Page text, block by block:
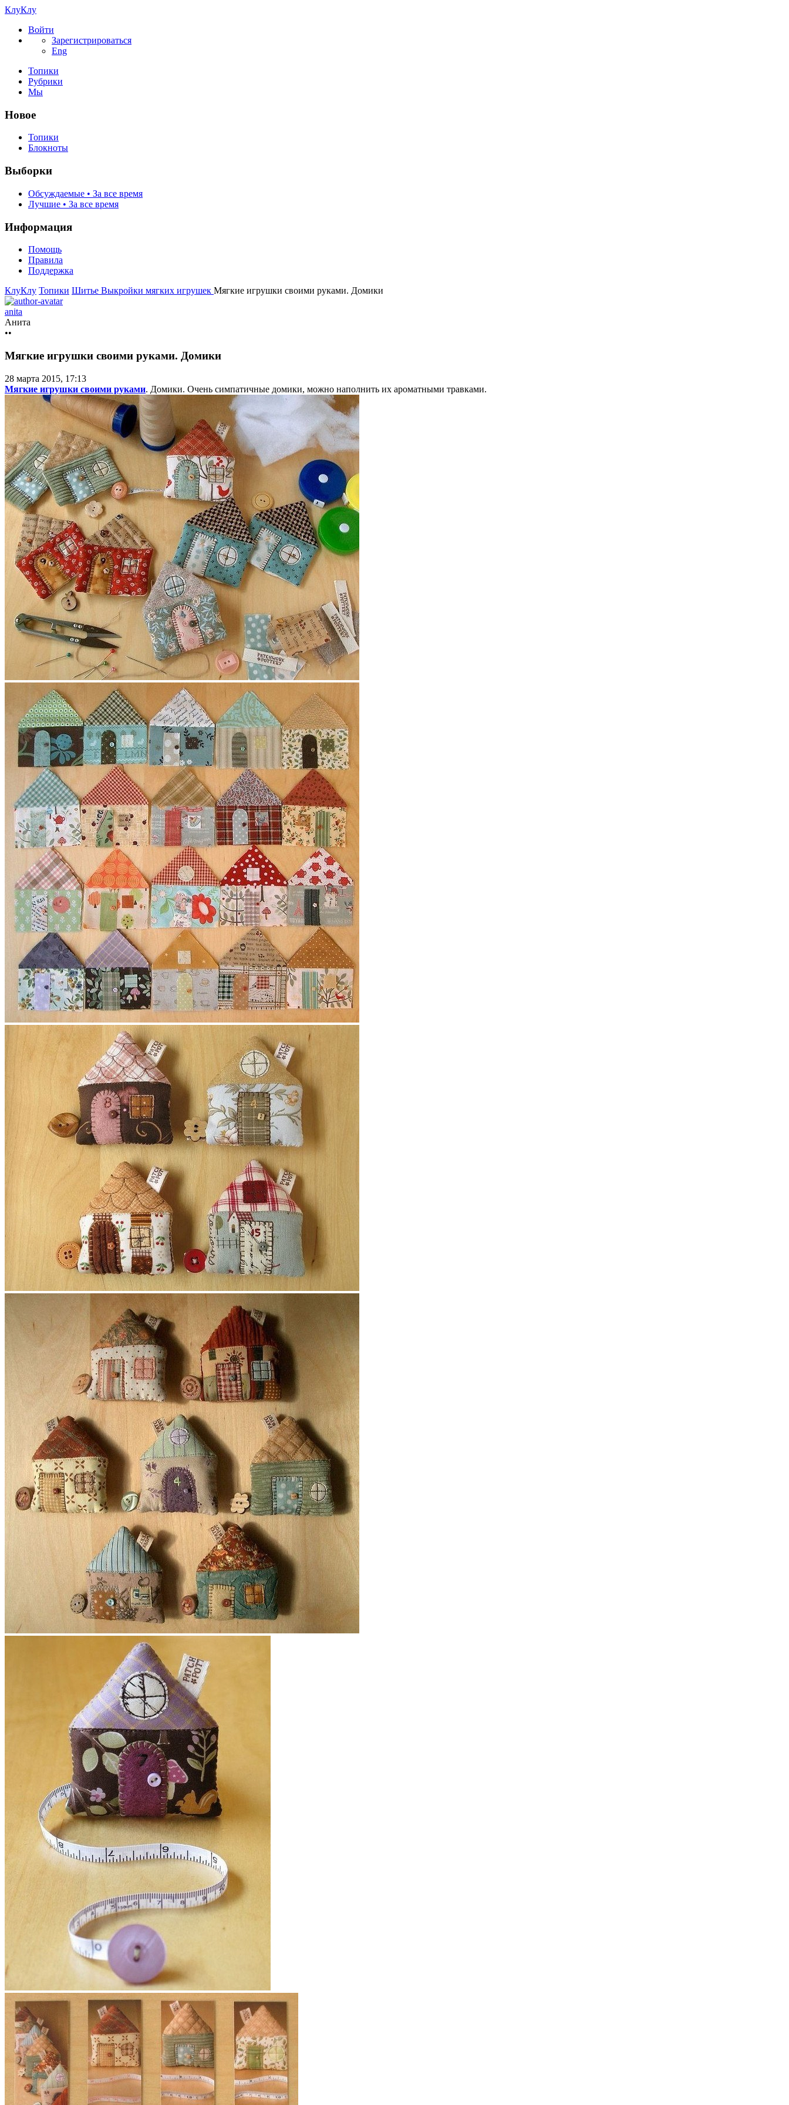
КлуКлу
Войти
Зарегистрироваться
Eng
Топики
Рубрики
Мы
Новое
Топики
Блокноты
Выборки
Обсуждаемые • За все время
Лучшие • За все время
Информация
Помощь
Правила
Поддержка
КлуКлу Топики Шитье Выкройки мягких игрушек Мягкие игрушки своими руками. Домики
anita
Анита
••
Мягкие игрушки своими руками. Домики
28 марта 2015, 17:13
Мягкие игрушки своими руками. Домики. Очень симпатичные домики, можно наполнить их ароматными травками.